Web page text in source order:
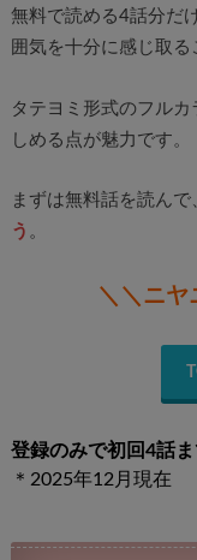
無料で読める4話分だ
囲気を十分に感じ取る
タテヨミ形式のフル
しめる点が魅力です。
まずは無料話を読んで
う 。
＼＼ニ
登録のみで初回4話
＊2025年12月現在